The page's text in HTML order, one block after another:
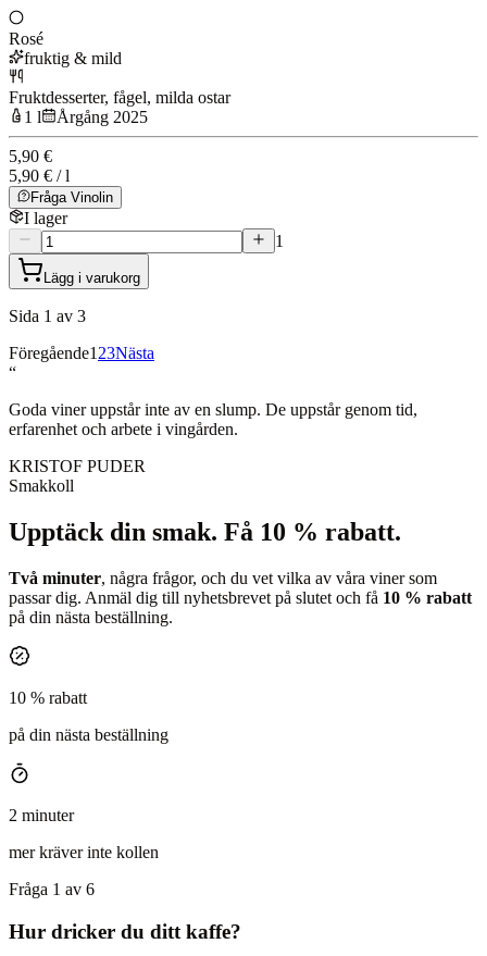
Rosé
fruktig & mild
Fruktdesserter, fågel, milda ostar
1 l
Årgång 2025
5,90 €
5,90 € / l
Fråga Vinolin
I lager
1
Lägg i varukorg
Sida 1 av 3
Föregående1 23Nästa
“
Goda viner uppstår inte av en slump. De uppstår genom tid,
erfarenhet och arbete i vingården.
KRISTOF PUDER
Smakkoll
Upptäck din smak. Få 10 % rabatt.
Två minuter, några frågor, och du vet vilka av våra viner som
passar dig. Anmäl dig till nyhetsbrevet på slutet och få 10 % rabatt
på din nästa beställning.
10 % rabatt
på din nästa beställning
2 minuter
mer kräver inte kollen
Fråga 1 av 6
Hur dricker du ditt kaffe?